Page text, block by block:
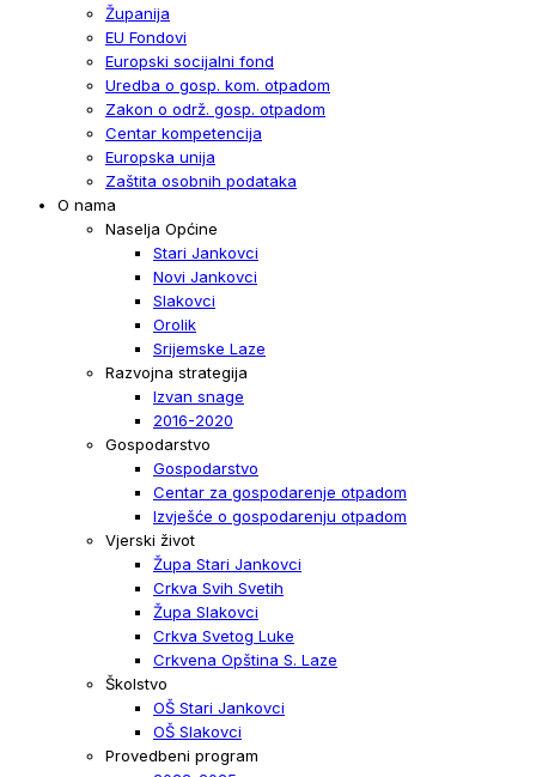
Županija
EU Fondovi
Europski socijalni fond
Uredba o gosp. kom. otpadom
Zakon o održ. gosp. otpadom
Centar kompetencija
Europska unija
Zaštita osobnih podataka
O nama
Naselja Općine
Stari Jankovci
Novi Jankovci
Slakovci
Orolik
Srijemske Laze
Razvojna strategija
Izvan snage
2016-2020
Gospodarstvo
Gospodarstvo
Centar za gospodarenje otpadom
Izvješće o gospodarenju otpadom
Vjerski život
Župa Stari Jankovci
Crkva Svih Svetih
Župa Slakovci
Crkva Svetog Luke
Crkvena Opština S. Laze
Školstvo
OŠ Stari Jankovci
OŠ Slakovci
Provedbeni program